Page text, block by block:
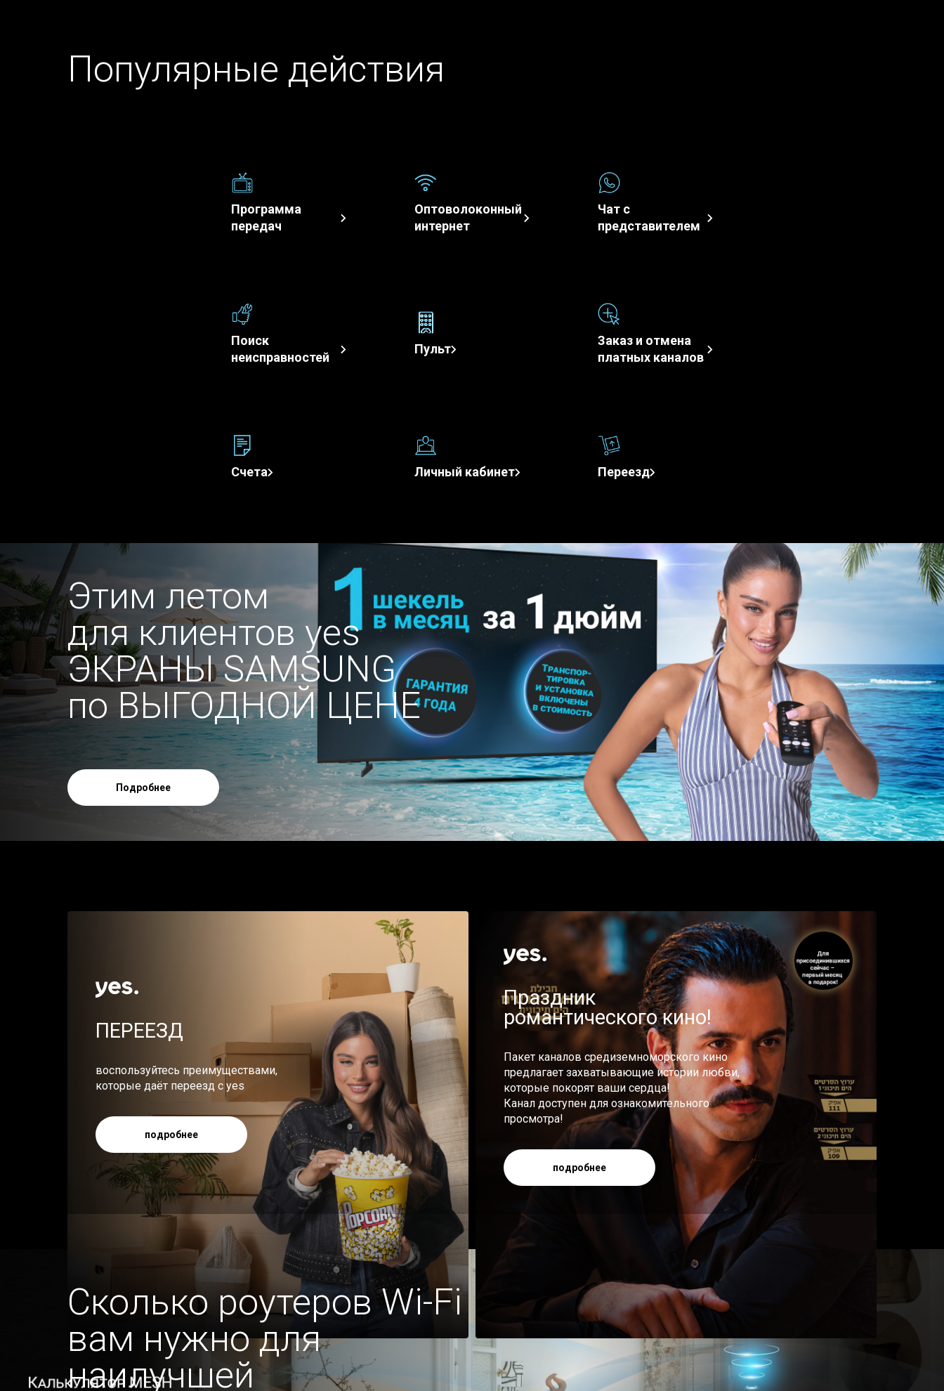
Популярные действия
Программа
передач
Оптоволоконный
интернет
Чат с
представителем
Поиск
неисправностей
Пульт
Заказ и отмена
платных каналов
Счета Личный кабинет Переезд
Этим летом
для клиентов yes
ЭКРАНЫ SAMSUNG
по ВЫГОДНОЙ ЦЕНЕ
Подробнее
ПЕРЕЕЗД
воспользуйтесь преимуществами,
которые даёт переезд с yes
подробнее
Праздник
романтического кино!
Пакет каналов средиземноморского кино
предлагает захватывающие истории любви,
которые покорят ваши сердца!
Канал доступен для ознакомительного
просмотра!
подробнее
Сколько роутеров Wi-Fi
вам нужно для
наилучшей